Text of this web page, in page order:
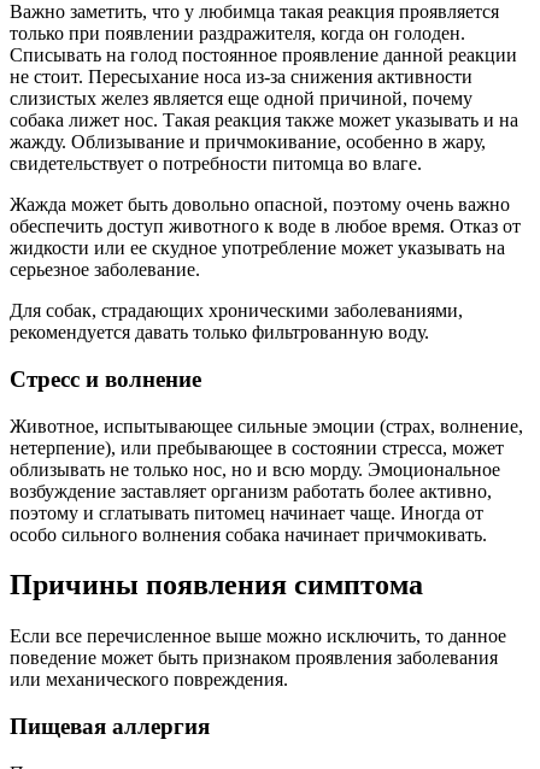
Важно заметить, что у любимца такая реакция проявляется
только при появлении раздражителя, когда он голоден.
Списывать на голод постоянное проявление данной реакции
не стоит. Пересыхание носа из-за снижения активности
слизистых желез является еще одной причиной, почему
собака лижет нос. Такая реакция также может указывать и на
жажду. Облизывание и причмокивание, особенно в жару,
свидетельствует о потребности питомца во влаге.
Жажда может быть довольно опасной, поэтому очень важно
обеспечить доступ животного к воде в любое время. Отказ от
жидкости или ее скудное употребление может указывать на
серьезное заболевание.
Для собак, страдающих хроническими заболеваниями,
рекомендуется давать только фильтрованную воду.
Стресс и волнение
Животное, испытывающее сильные эмоции (страх, волнение,
нетерпение), или пребывающее в состоянии стресса, может
облизывать не только нос, но и всю морду. Эмоциональное
возбуждение заставляет организм работать более активно,
поэтому и сглатывать питомец начинает чаще. Иногда от
особо сильного волнения собака начинает причмокивать.
Причины появления симптома
Если все перечисленное выше можно исключить, то данное
поведение может быть признаком проявления заболевания
или механического повреждения.
Пищевая аллергия